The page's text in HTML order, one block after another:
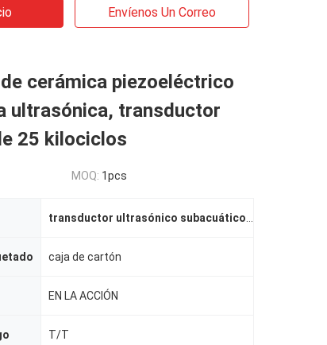
Envíenos Un Correo
cerámica piezoeléctrico
ultrasónica, transductor
25 kilociclos
MOQ: 1pcs
transductor ultrasónico subacuático
caja de cartón
EN LA ACCIÓN
T/T